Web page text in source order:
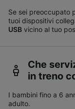
Se sei preoccupato
tuoi dispositivi
USB vicino al tuo
Che
in treno
I bambini fino a 6
adulto.